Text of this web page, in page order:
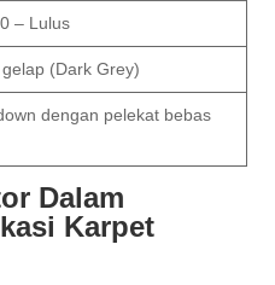
– Lulus
(Dark Grey)
dengan pelekat bebas
Dalam
Karpet